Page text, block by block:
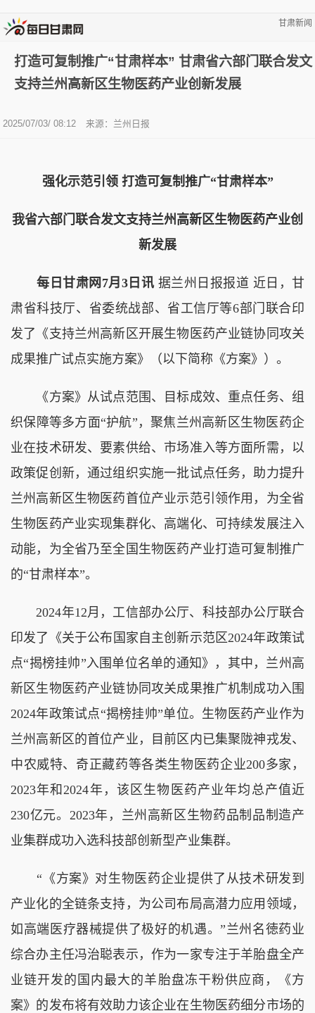
甘肃新闻
打造可复制推广“甘肃样本” 甘肃省六部门联合发文
支持兰州高新区生物医药产业创新发展
2025/07/03/ 08:12 来源：兰州日报
强化示范引领 打造可复制推广“甘肃样本”
我省六部门联合发文支持兰州高新区生物医药产业创
新发展
每日甘肃网7月3日讯 据兰州日报报道 近日，甘
肃省科技厅、省委统战部、省工信厅等6部门联合印
发了《支持兰州高新区开展生物医药产业链协同攻关
成果推广试点实施方案》（以下简称《方案》）。
《方案》从试点范围、目标成效、重点任务、组
织保障等多方面“护航”，聚焦兰州高新区生物医药企
业在技术研发、要素供给、市场准入等方面所需，以
政策促创新，通过组织实施一批试点任务，助力提升
兰州高新区生物医药首位产业示范引领作用，为全省
生物医药产业实现集群化、高端化、可持续发展注入
动能，为全省乃至全国生物医药产业打造可复制推广
的“甘肃样本”。
2024年12月，工信部办公厅、科技部办公厅联合
印发了《关于公布国家自主创新示范区2024年政策试
点“揭榜挂帅”入围单位名单的通知》，其中，兰州高
新区生物医药产业链协同攻关成果推广机制成功入围
2024年政策试点“揭榜挂帅”单位。生物医药产业作为
兰州高新区的首位产业，目前区内已集聚陇神戎发、
中农威特、奇正藏药等各类生物医药企业200多家，
2023年和2024年，该区生物医药产业年均总产值近
230亿元。2023年，兰州高新区生物药品制品制造产
业集群成功入选科技部创新型产业集群。
“《方案》对生物医药企业提供了从技术研发到
产业化的全链条支持，为公司布局高潜力应用领域，
如高端医疗器械提供了极好的机遇。”兰州名徳药业
综合办主任冯治聪表示，作为一家专注于羊胎盘全产
业链开发的国内最大的羊胎盘冻干粉供应商，《方
案》的发布将有效助力该企业在生物医药细分市场的